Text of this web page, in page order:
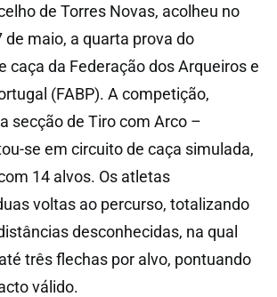
de Torres Novas, acolheu no
de maio, a quarta prova do
caça da Federação dos Arqueiros e
(FABP). A competição,
secção de Tiro com Arco –
se em circuito de caça simulada,
14 alvos. Os atletas
voltas ao percurso, totalizando
desconhecidas, na qual
três flechas por alvo, pontuando
válido.